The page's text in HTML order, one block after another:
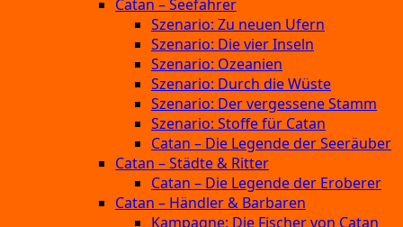
Catan – Seefahrer
Szenario: Zu neuen Ufern
Szenario: Die vier Inseln
Szenario: Ozeanien
Szenario: Durch die Wüste
Szenario: Der vergessene Stamm
Szenario: Stoffe für Catan
Catan – Die Legende der Seeräuber
Catan – Städte & Ritter
Catan – Die Legende der Eroberer
Catan – Händler & Barbaren
Kampagne: Die Fischer von Catan